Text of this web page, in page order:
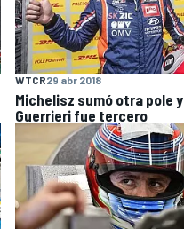
WTCR29 abr 2018
Michelisz sumó otra pole y
Guerrieri fue tercero